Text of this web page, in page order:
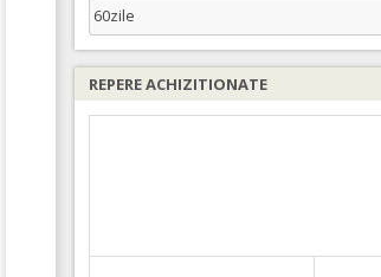
60zile
REPERE ACHIZITIONATE